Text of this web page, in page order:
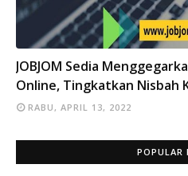
INFO
JOBJOM Sedia
Online, Tingkatkan Nisbah
RABU, APRIL 13, 2022
POPULAR